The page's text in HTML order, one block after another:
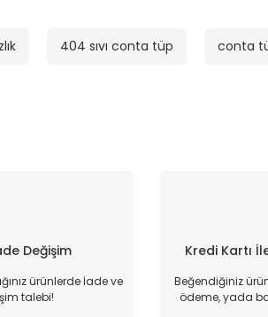
404 sıvı conta tüp conta
Değişim
ürünlerde İade ve
talebi!
Kredi Kartı
Beğendiğiniz
ödeme, yada